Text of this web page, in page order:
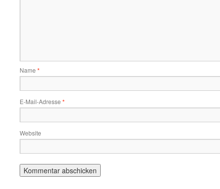
Name *
E-Mail-Adresse *
Website